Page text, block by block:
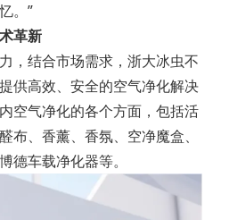
。”
革新
，结合市场需求，浙大冰虫不
供高效、安全的空气净化解决
空气净化的各个方面，包括活
布、香薰、香氛、空净魔盒、
德车载净化器等。